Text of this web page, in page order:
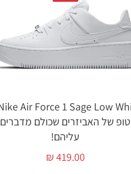
טופ של האביזרים שכולם מדברים
עליהם!
₪419.00